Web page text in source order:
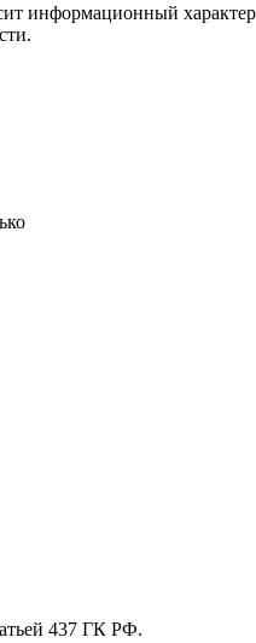
информационный
437 ГК РФ.